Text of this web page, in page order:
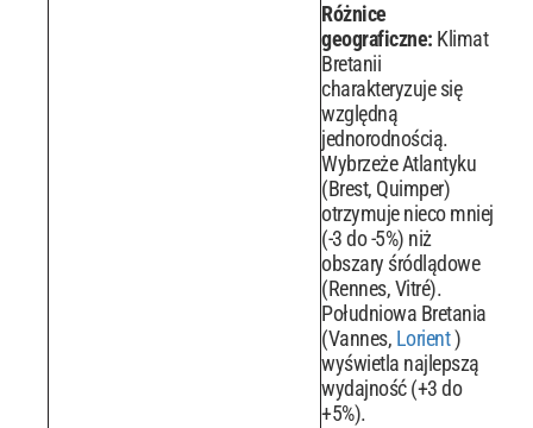
Różnice
geograficzne: Klimat
Bretanii
charakteryzuje się
względną
jednorodnością.
Wybrzeże Atlantyku
(Brest, Quimper)
otrzymuje nieco mniej
(-3 do -5%) niż
obszary śródlądowe
(Rennes, Vitré).
Południowa Bretania
(Vannes, Lorient)
wyświetla najlepszą
wydajność (+3 do
+5%).